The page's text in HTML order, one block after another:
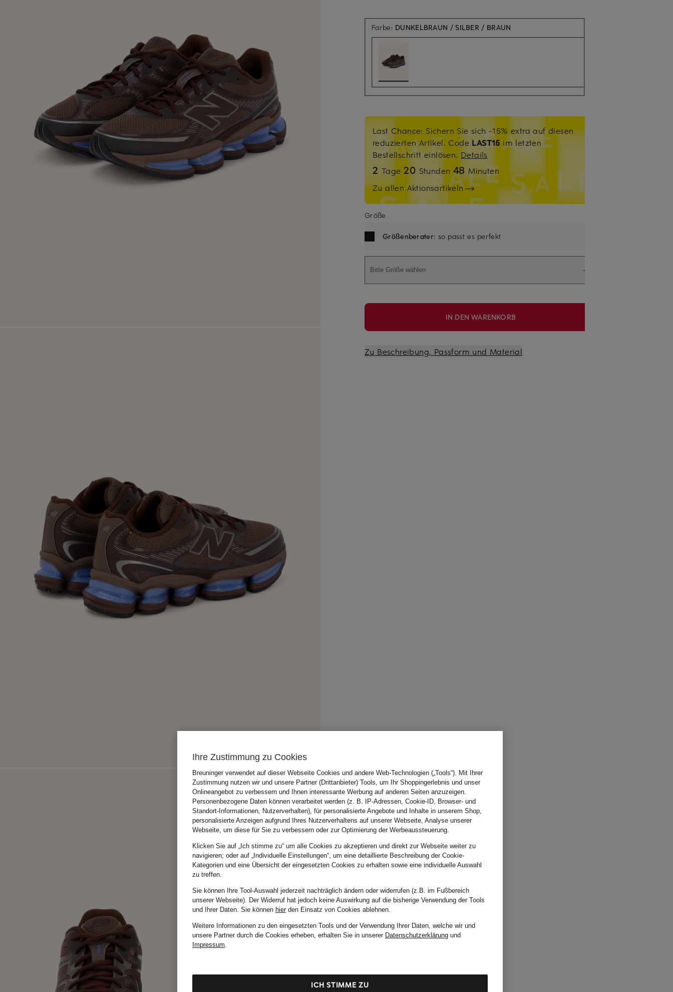
Farbe: DUNKELBRAUN / SILBER / BRAUN
Last Chance: Sichern Sie sich -15% extra auf diesen
reduzierten Artikel. Code LAST15 im letzten
Bestellschritt einlösen. Details
2 Tage20 Stunden 48 Minuten
Zu allen Aktionsartikeln
Größe
Größenberater: so passt es perfekt
Bitte Größe wählen
IN DEN WARENKORB
Zu Beschreibung, Passform und Material
Ihre Zustimmung zu Cookies
Breuninger verwendet auf dieser Webseite Cookies und andere Web-Technologien („Tools“). Mit Ihrer
Zustimmung nutzen wir und unsere Partner (Drittanbieter) Tools, um Ihr Shoppingerlebnis und unser
Onlineangebot zu verbessern und Ihnen interessante Werbung auf anderen Seiten anzuzeigen.
Personenbezogene Daten können verarbeitet werden (z. B. IP-Adressen, Cookie-ID, Browser- und
Standort-Informationen, Nutzerverhalten), für personalisierte Angebote und Inhalte in unserem Shop,
personalisierte Anzeigen aufgrund Ihres Nutzerverhaltens auf unserer Webseite, Analyse unserer
Webseite, um diese für Sie zu verbessern oder zur Optimierung der Werbeaussteuerung.
Klicken Sie auf „Ich stimme zu“ um alle Cookies zu akzeptieren und direkt zur Webseite weiter zu
navigieren; oder auf „Individuelle Einstellungen“, um eine detaillierte Beschreibung der Cookie-
Kategorien und eine Übersicht der eingesetzten Cookies zu erhalten sowie eine individuelle Auswahl
zu treffen.
Sie können Ihre Tool-Auswahl jederzeit nachträglich ändern oder widerrufen (z.B. im Fußbereich
unserer Webseite). Der Widerruf hat jedoch keine Auswirkung auf die bisherige Verwendung der Tools
und Ihrer Daten. Sie können hierden Einsatz von Cookies ablehnen.
Weitere Informationen zu den eingesetzten Tools und der Verwendung Ihrer Daten, welche wir und
unsere Partner durch die Cookies erheben, erhalten Sie in unserer Datenschutzerklärung und
Impressum.
ICH STIMME ZU